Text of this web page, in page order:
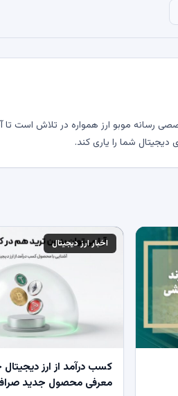
رسانه موبو ارز همواره در تلاش است تا
دیجیتال شما را یاری کند.
اخبار ارز دیجیتال
کسب درآمد از ارز
معرفی محصول جدید